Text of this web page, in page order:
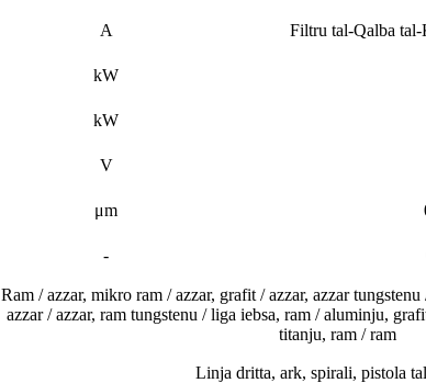
A Filtru tal-Qalba tal-
kW
kW
V
μm
-
Ram / azzar, mikro ram / azzar, grafit / azzar, azzar
azzar / azzar, ram tungstenu / liga iebsa, ram / aluminju,
titanju, ram / ram
Linja dritta, ark, spirali, pistola